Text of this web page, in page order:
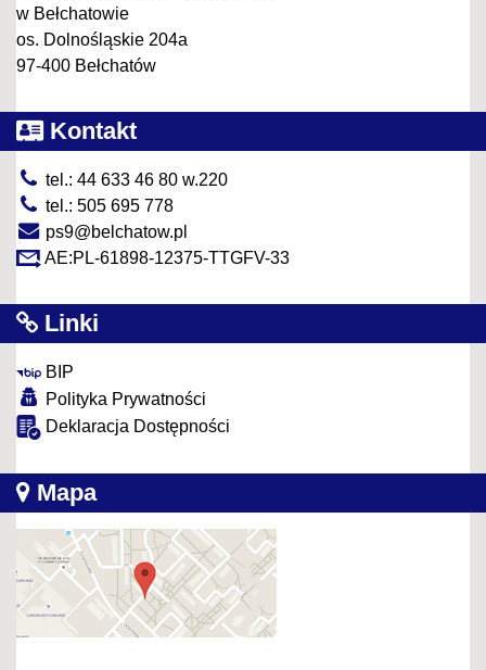
w Bełchatowie
os. Dolnośląskie 204a
97-400 Bełchatów
Kontakt
tel.: 44 633 46 80 w.220
tel.: 505 695 778
ps9@belchatow.pl
AE:PL-61898-12375-TTGFV-33
Linki
BIP
Polityka Prywatności
Deklaracja Dostępności
Mapa